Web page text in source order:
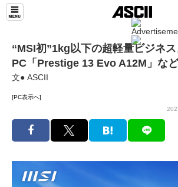
“MSI初”1kg以下の超軽量ビジネス
PC「Prestige 13 Evo A12M」な
文● ASCII
[PC表示へ]